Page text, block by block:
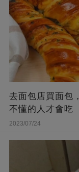
去面包店買面包
不懂的人才會吃
2023/07/24